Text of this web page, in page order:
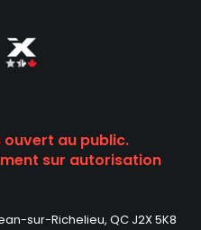
ouvert au public.
sur autorisation
sur-Richelieu, QC J2X 5K8